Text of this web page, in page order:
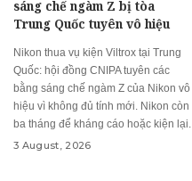
sáng chế ngàm Z bị tòa
Trung Quốc tuyên vô hiệu
Nikon thua vụ kiện Viltrox tại Trung
Quốc: hội đồng CNIPA tuyên các
bằng sáng chế ngàm Z của Nikon vô
hiệu vì không đủ tính mới. Nikon còn
ba tháng để kháng cáo hoặc kiện lại.
3 August, 2026